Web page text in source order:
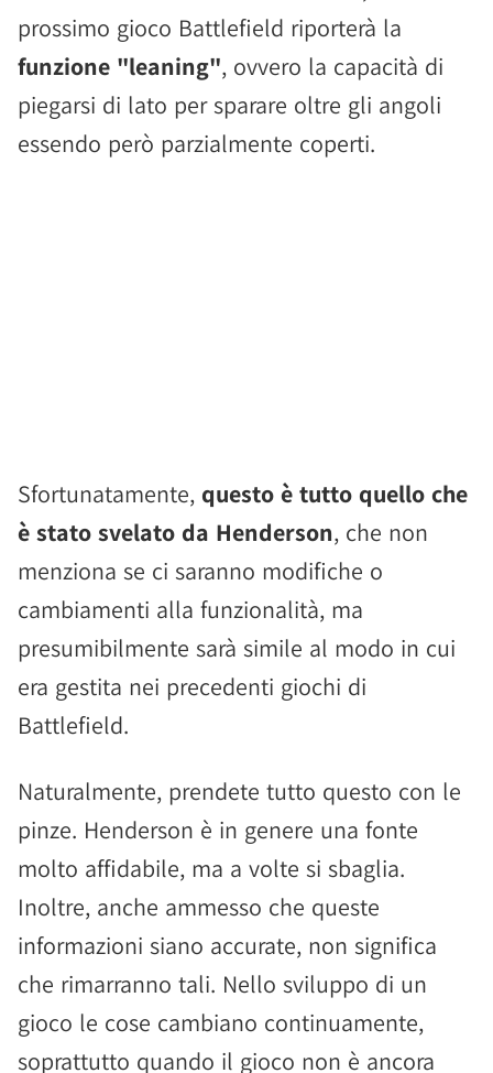
prossimo gioco Battlefield riporterà la
funzione "leaning", ovvero la capacità di
piegarsi di lato per sparare oltre gli angoli
essendo però parzialmente coperti.
Sfortunatamente, questo è tutto quello che
è stato svelato da Henderson, che non
menziona se ci saranno modifiche o
cambiamenti alla funzionalità, ma
presumibilmente sarà simile al modo in cui
era gestita nei precedenti giochi di
Battlefield.
Naturalmente, prendete tutto questo con le
pinze. Henderson è in genere una fonte
molto affidabile, ma a volte si sbaglia.
Inoltre, anche ammesso che queste
informazioni siano accurate, non significa
che rimarranno tali. Nello sviluppo di un
gioco le cose cambiano continuamente,
soprattutto quando il gioco non è ancora